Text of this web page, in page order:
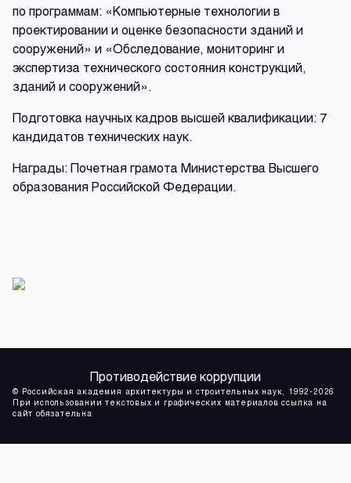
по программам: «Компьютерные технологии в
проектировании и оценке безопасности зданий и
сооружений» и «Обследование, мониторинг и
экспертиза технического состояния конструкций,
зданий и сооружений».
Подготовка научных кадров высшей квалификации: 7
кандидатов технических наук.
Награды: Почетная грамота Министерства Высшего
образования Российской Федерации.
© Российская академия архитектуры и строительных наук, 1992-2026
При использовании текстовых и графических материалов ссылка на
сайт обязательна
Противодействие коррупции